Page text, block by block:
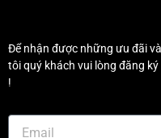
Để nhận được những ưu đãi
tôi quý khách vui lòng đăng
!